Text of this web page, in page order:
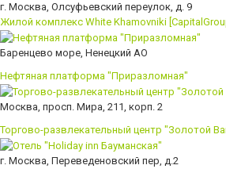
г. Москва, Олсуфьевский переулок, д. 9
Жилой комплекс White Khamovniki
Баренцево море, Ненецкий АО
Нефтяная платформа "Приразломная"
Москва, просп. Мира, 211, корп. 2
Торгово-развлекательный центр "Золотой
г. Москва, Переведеновский пер, д.2